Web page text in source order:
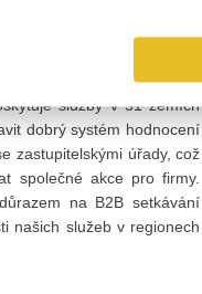
obchodních případů
jsme otevřeli již 49.
služby v 51 zemích
dobrý systém hodnocení
zastupitelskými úřady, což
společné akce pro firmy.
na B2B setkávání
našich služeb v regionech